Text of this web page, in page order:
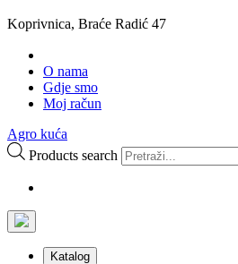
Koprivnica, Braće Radić 47
O nama
Gdje smo
Moj račun
Agro kuća
Products search
Katalog